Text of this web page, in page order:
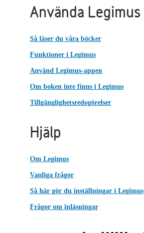
Använda Legimus
Så läser du våra böcker
Funktioner i Legimus
Använd Legimus-appen
Om boken inte finns i Legimus
Tillgänglighetsredogörelser
Hjälp
Om Legimus
Vanliga frågor
Så här gör du inställningar i Legimus
Frågor om inläsningar